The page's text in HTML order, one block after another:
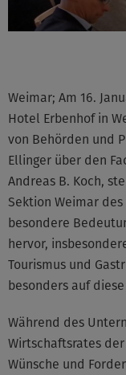
Weimar; Am 16.
Hotel Erbenhof in
von Behörden und
Ellinger über den
Andreas B. Koch,
Sektion Weimar
besondere
hervor,
Tourismus und
besonders auf
Während des
Wirtschaftsrates
Wünsche und